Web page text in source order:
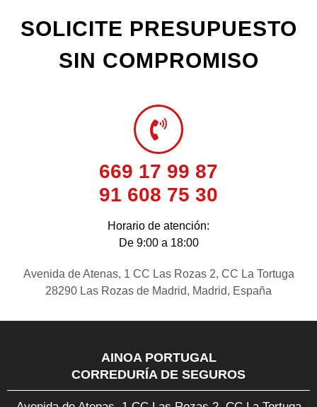
SOLICITE PRESUPUESTO
SIN COMPROMISO
669 17 99 87
91 608 75 30
Horario de atención:
De 9:00 a 18:00
Avenida de Atenas, 1 CC Las Rozas 2, CC La Tortuga
28290 Las Rozas de Madrid, Madrid, España
AINOA PORTUGAL
CORREDURÍA DE SEGUROS